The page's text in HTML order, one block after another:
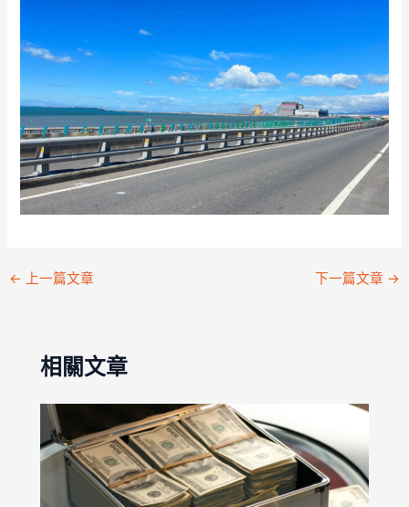
← 上一篇文章 下一篇文章 →
相關文章